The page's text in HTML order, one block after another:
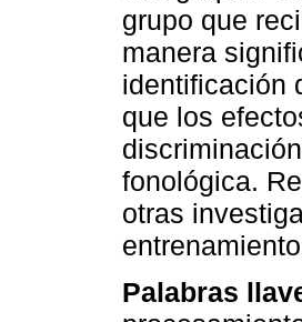
grupo que
manera
identificación
que los
fonológica.
otras
Palabras